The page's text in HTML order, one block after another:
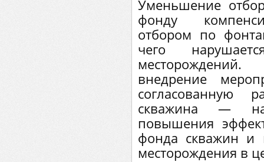
Уменьшение
фонду
отбором по
чего
внедрение
согласованную
скважина —
повышения
фонда скважин и
месторождения в